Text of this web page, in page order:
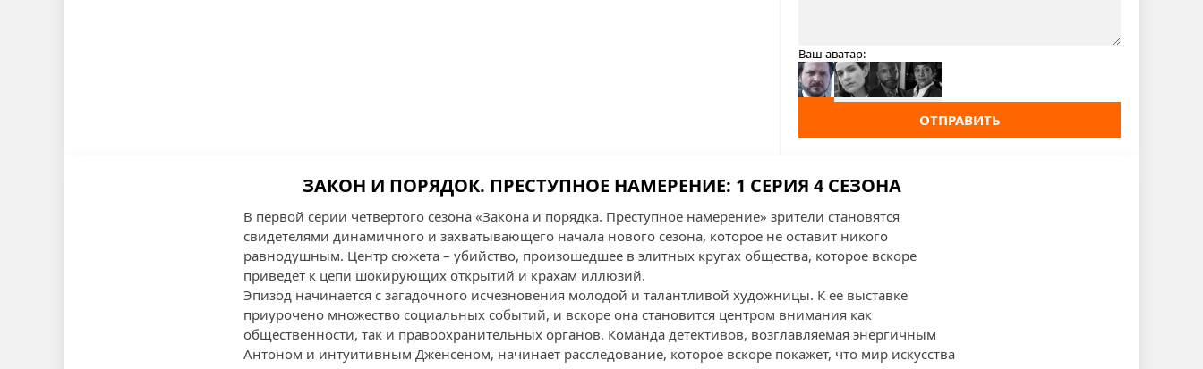
Ваш аватар:
ОТПРАВИТЬ
ЗАКОН И ПОРЯДОК. ПРЕСТУПНОЕ НАМЕРЕНИЕ: 1 СЕРИЯ 4 СЕЗОНА
В первой серии четвертого сезона «Закона и порядка. Преступное намерение» зрители становятся
свидетелями динамичного и захватывающего начала нового сезона, которое не оставит никого
равнодушным. Центр сюжета – убийство, произошедшее в элитных кругах общества, которое вскоре
приведет к цепи шокирующих открытий и крахам иллюзий.
Эпизод начинается с загадочного исчезновения молодой и талантливой художницы. К ее выставке
приурочено множество социальных событий, и вскоре она становится центром внимания как
общественности, так и правоохранительных органов. Команда детективов, возглавляемая энергичным
Антоном и интуитивным Дженсеном, начинает расследование, которое вскоре покажет, что мир искусства